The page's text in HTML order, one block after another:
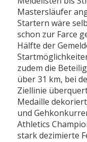
Mastersläufer
Startern wäre
schon zur Farce
Hälfte der
zudem die
über 31 km, bei
Ziellinie
Medaille
und
Athletics
stark dezimierte